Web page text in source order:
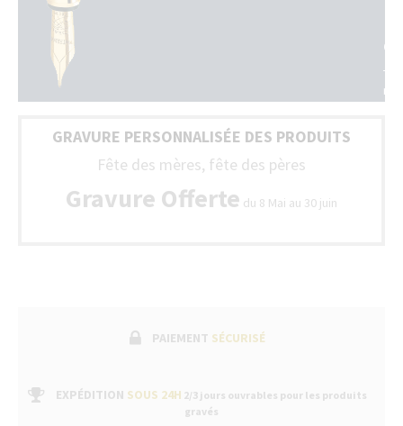
nos
GRAVURE PERSONNALISÉE DES PRODUITS
Fête des mères, fête des pères
Gravure Offerte du 8 Mai au 30 juin
PAIEMENT SÉCURISÉ
EXPÉDITION SOUS 24H 2/3 jours ouvrables pour les produits
gravés